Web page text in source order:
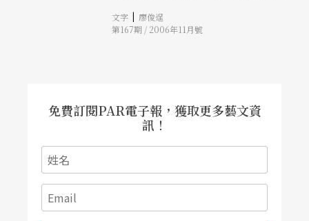
文字 | 廖俊逞
第167期 / 2006年11月號
免費訂閱PAR電子報，獲取更多藝文資
訊！